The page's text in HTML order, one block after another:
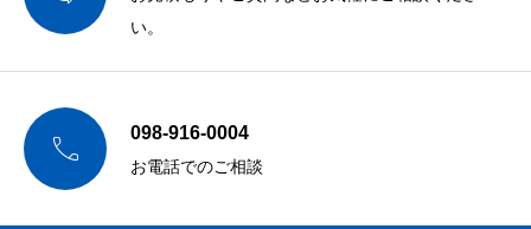
い。
 098-916-0004
お電話でのご相談